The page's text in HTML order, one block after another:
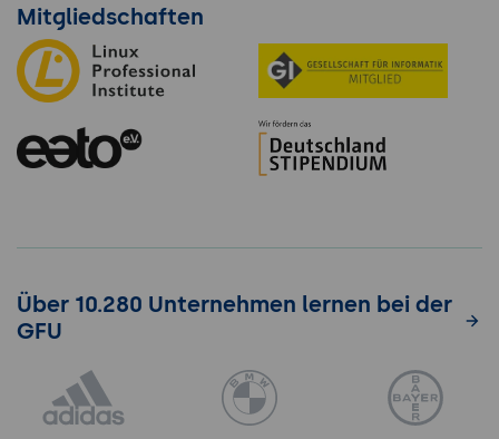
Mitgliedschaften
Über 10.280 Unternehmen lernen bei der
GFU